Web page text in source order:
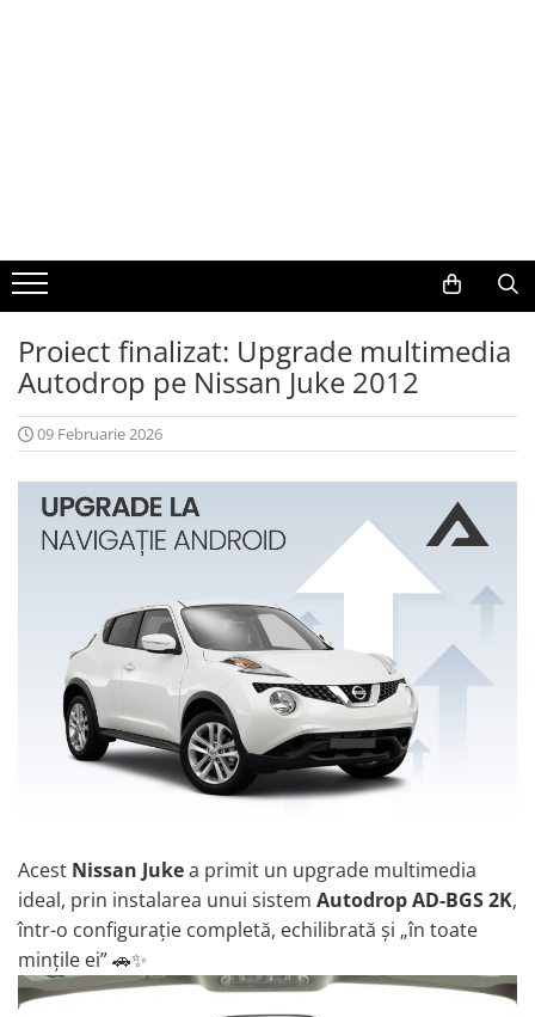
Volkswagen
Audi
Skoda
Peugeot
Hyundai
Kia
Chevrolet
Proiect finalizat: Upgrade multimedia
Autodrop pe Nissan Juke 2012
09 Februarie 2026
Acest Nissan Jukea primit un upgrade multimedia
ideal, prin instalarea unui sistem Autodrop AD-BGS 2K,
într-o configurație completă, echilibrată și „în toate
mințile ei” 🚗✨